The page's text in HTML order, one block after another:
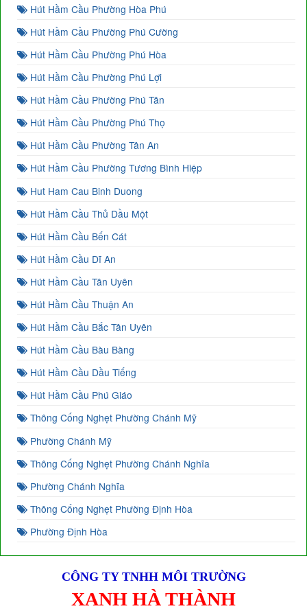
Hút Hầm Cầu Phường Hòa Phú
Hút Hầm Cầu Phường Phú Cường
Hút Hầm Cầu Phường Phú Hòa
Hút Hầm Cầu Phường Phú Lợi
Hút Hầm Cầu Phường Phú Tân
Hút Hầm Cầu Phường Phú Thọ
Hút Hầm Cầu Phường Tân An
Hút Hầm Cầu Phường Tương Bình Hiệp
Hut Ham Cau Binh Duong
Hút Hầm Cầu Thủ Dầu Một
Hút Hầm Cầu Bến Cát
Hút Hầm Cầu Dĩ An
Hút Hầm Cầu Tân Uyên
Hút Hầm Cầu Thuận An
Hút Hầm Cầu Bắc Tân Uyên
Hút Hầm Cầu Bàu Bàng
Hút Hầm Cầu Dầu Tiếng
Hút Hầm Cầu Phú Giáo
Thông Cống Nghẹt Phường Chánh Mỹ
Phường Chánh Mỹ
Thông Cống Nghẹt Phường Chánh Nghĩa
Phường Chánh Nghĩa
Thông Cống Nghẹt Phường Định Hòa
Phường Định Hòa
CÔNG TY TNHH MÔI TRƯỜNG
XANH HÀ THÀNH